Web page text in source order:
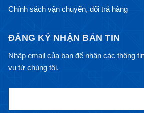
Chính sách vận chuyển, đổi trả hàng
ĐĂNG KÝ NHẬN BẢN TIN
Nhập email của bạn để nhận các thông
vụ từ chúng tôi.